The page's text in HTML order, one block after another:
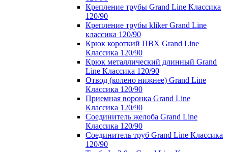
Крепление трубы Grand Line Классика
120/90
Крепление трубы kliker Grand Line
классика 120/90
Крюк короткий ПВХ Grand Line
Классика 120/90
Крюк металлический длинный Grand
Line Классика 120/90
Отвод (колено нижнее) Grand Line
Классика 120/90
Приемная воронка Grand Line
Классика 120/90
Соединитель желоба Grand Line
Классика 120/90
Соединитель труб Grand Line Классика
120/90